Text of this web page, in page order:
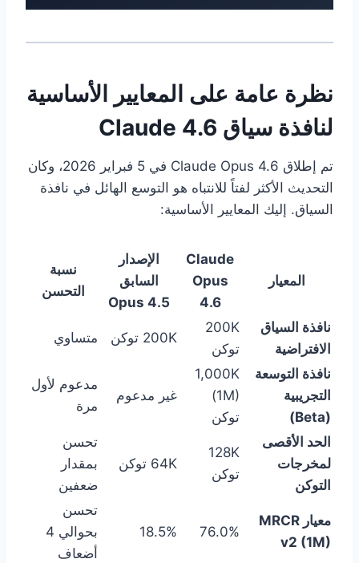
نظرة عامة على المعايير الأساسية
لنافذة سياق Claude 4.6
تم إطلاق Claude Opus 4.6 في 5 فبراير 2026، وكان
التحديث الأكثر لفتاً للانتباه هو التوسع الهائل في نافذة
السياق. إليك المعايير الأساسية:
المعيار
Claude
Opus
4.6
الإصدار
السابق
Opus 4.5
نسبة
التحسن
نافذة السياق
الافتراضية
200K
توكن
200K توكن متساوي
نافذة التوسعة
التجريبية
(Beta)
1,000K
(1M)
توكن
غير مدعوم
مدعوم لأول
مرة
الحد الأقصى
لمخرجات
التوكن
128K
توكن
64K توكن
تحسن
بمقدار
ضعفين
معيار MRCR
v2 (1M)
76.0%
18.5%
تحسن
بحوالي 4
أضعاف